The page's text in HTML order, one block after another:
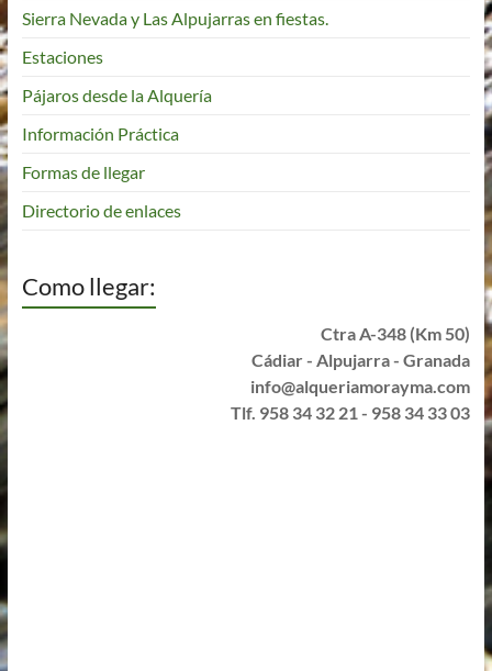
Sierra Nevada y Las Alpujarras en fiestas.
Estaciones
Pájaros desde la Alquería
Información Práctica
Formas de llegar
Directorio de enlaces
Como llegar:
Ctra A-348 (Km 50)
Cádiar - Alpujarra - Granada
info@alqueriamorayma.com
Tlf. 958 34 32 21 - 958 34 33 03